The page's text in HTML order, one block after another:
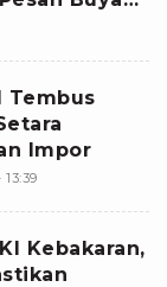
Tembus
Impor
Kebakaran,